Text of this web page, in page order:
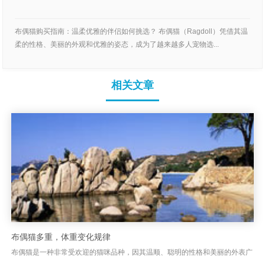
布偶猫购买指南：温柔优雅的伴侣如何挑选？ 布偶猫（Ragdoll）凭借其温
柔的性格、美丽的外观和优雅的姿态，成为了越来越多人宠物选...
相关文章
布偶猫多重，体重变化规律
布偶猫是一种非常受欢迎的猫咪品种，因其温顺、聪明的性格和美丽的外表广